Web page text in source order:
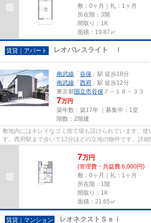
敷：0ヶ月｜礼：1ヶ月
所在階：3階
間取り：1K
面積：19.87㎡
賃貸｜アパート レオパレスライト Ⅰ
南武線 「 谷保 」駅 徒歩18分
南武線 「 西府 」駅 徒歩12分
東京都国立市谷保 ７－１８－３３
7万円
築年数：築17年 ｜募集中： 1室
階数：2階建
敷地内にはキレイなゴミ捨て場も設けられています。
す。西府駅まで歩いて12分ほどの立地の物件です。詳
7万円
(管理費・共益費 6,000円)
敷：0ヶ月｜礼：1ヶ月
所在階：1階
間取り：1K
面積：21.65㎡
賃貸｜マンション レオネクストＳｅｉ